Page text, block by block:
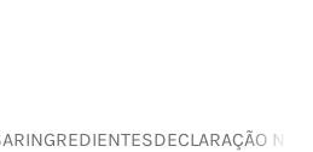
INGREDIENTESDECLARAÇÃO